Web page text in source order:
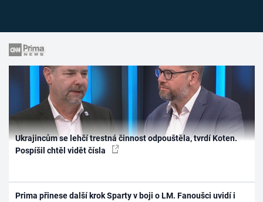
Ukrajincům se lehčí trestná činnost odpouštěla, tvrdí Koten.
Pospíšil chtěl vidět čísla
Prima přinese další krok Sparty v boji o LM. Fanoušci uvidí i